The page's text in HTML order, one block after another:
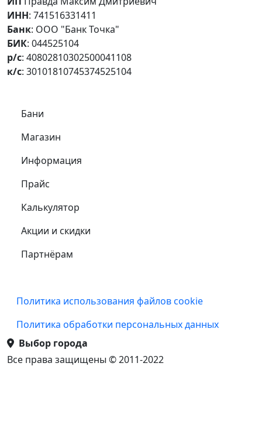
ИНН: 741516331411
Банк: ООО "Банк Точка"
БИК: 044525104
р/с: 40802810302500041108
к/с: 30101810745374525104
Самое важное
Бани
Магазин
Информация
Прайс
Калькулятор
Акции и скидки
Партнёрам
Подвал
Политика использования файлов cookie
Политика обработки персональных данных
Выбор города
Все права защищены © 2011-2022